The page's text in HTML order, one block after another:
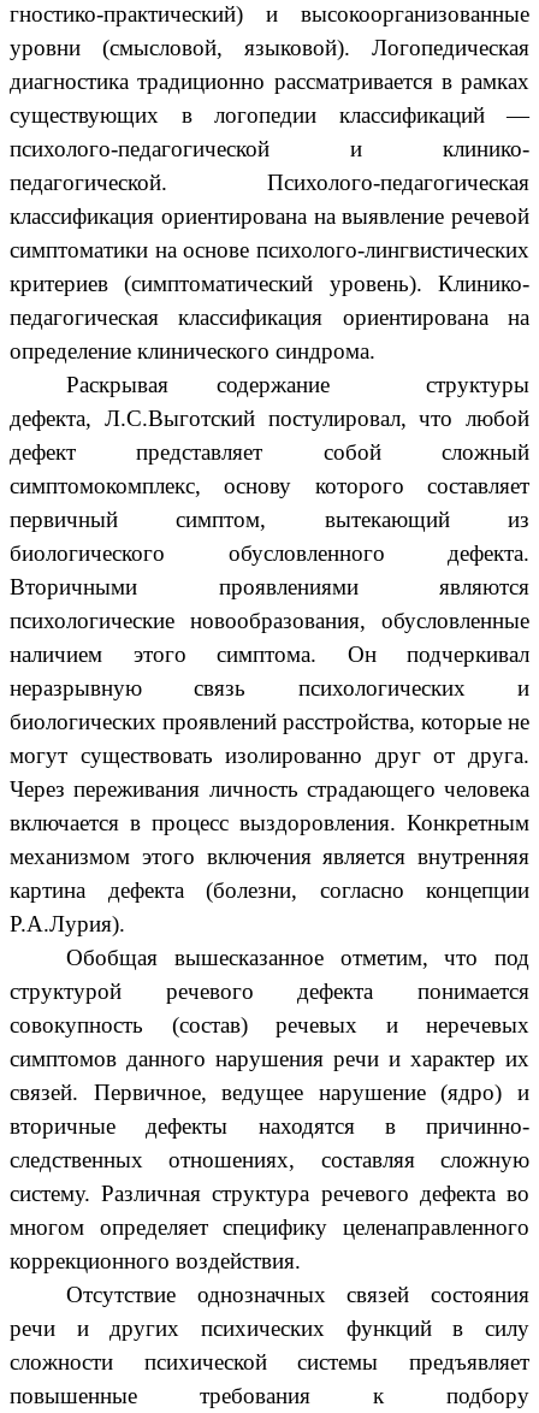
гностико-практический) и высокоорганизованные
уровни (смысловой, языковой). Логопедическая
диагностика традиционно рассматривается в рамках
существующих в логопедии классификаций —
психолого-педагогической и клинико-
педагогической. Психолого-педагогическая
классификация ориентирована на выявление речевой
симптоматики на основе психолого-лингвистических
критериев (симптоматический уровень). Клинико-
педагогическая классификация ориентирована на
определение клинического синдрома.
Раскрывая содержание
структуры
дефекта, Л.С.Выготский постулировал, что любой
дефект представляет собой сложный
симптомокомплекс, основу которого составляет
первичный симптом, вытекающий из
биологического обусловленного дефекта.
Вторичными проявлениями являются
психологические новообразования, обусловленные
наличием этого симптома. Он подчеркивал
неразрывную связь психологических и
биологических проявлений расстройства, которые не
могут существовать изолированно друг от друга.
Через переживания личность страдающего человека
включается в процесс выздоровления. Конкретным
механизмом этого включения является внутренняя
картина дефекта (болезни, согласно концепции
Р.А.Лурия).
Обобщая вышесказанное отметим, что под
структурой речевого дефекта понимается
совокупность (состав) речевых и неречевых
симптомов данного нарушения речи и характер их
связей. Первичное, ведущее нарушение (ядро) и
вторичные дефекты находятся в причинно-
следственных отношениях, составляя сложную
систему. Различная структура речевого дефекта во
многом определяет специфику целенаправленного
коррекционного воздействия.
Отсутствие однозначных связей состояния
речи и других психических функций в силу
сложности психической системы предъявляет
повышенные требования к подбору